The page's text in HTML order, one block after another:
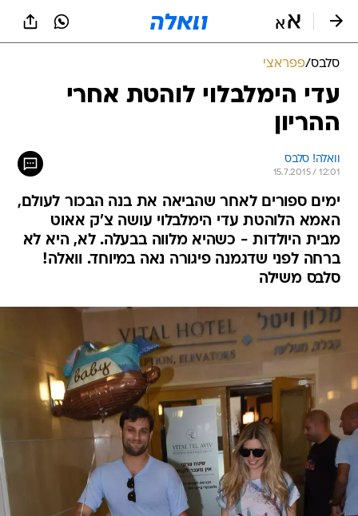
סלבס/פפראצי
עדי הימלבלוי לוהטת אחרי
ההריון
וואלה! סלבס
15.7.2015 / 12:01
ימים ספורים לאחר שהביאה את בנה הבכור לעולם,
האמא הלוהטת עדי הימלבלוי עושה צ'ק אאוט
מבית היולדות - כשהיא מלווה בבעלה. לא, היא לא
ברחה לפני שדגמנה פיגורה נאה במיוחד. וואלה!
סלבס משילה